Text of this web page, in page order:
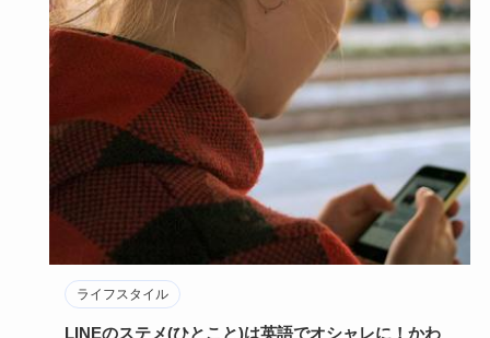
ライフスタイル
LINEのステメ(ひとこと)は英語でオシャレに！かわ